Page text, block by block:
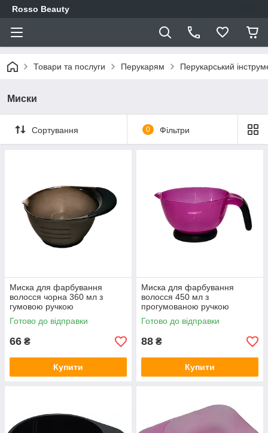
Rosso Beauty
Товари та послуги Перукарям Перукарський
Миски
Сортування 0 Фільтри
Миска для фарбування
волосся чорна 360 мл з
гумовою ручкою
Готово до відправки
66 ₴
Купити
Миска для фарбування
волосся 450 мл з
прогумованою ручкою
Готово до відправки
88 ₴
Купити